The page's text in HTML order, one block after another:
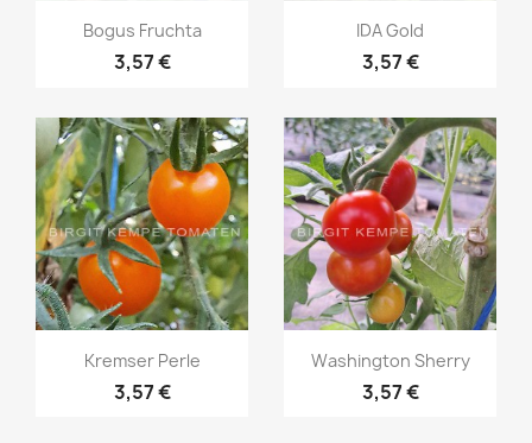
Vorschau
Bogus Fruchta
3,57 €
Vorschau
IDA Gold
3,57 €
Vorschau
Kremser Perle
3,57 €
Vorschau
Washington Sherry
3,57 €